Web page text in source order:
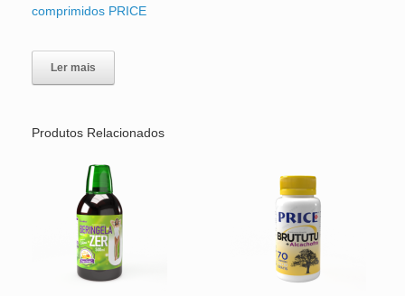
comprimidos PRICE
Ler mais
Produtos Relacionados